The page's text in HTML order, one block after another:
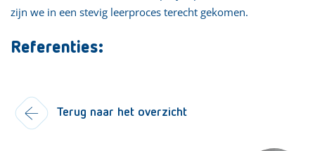
zijn we in een stevig leerproces terecht gekomen.
Referenties:
Terug naar het overzicht